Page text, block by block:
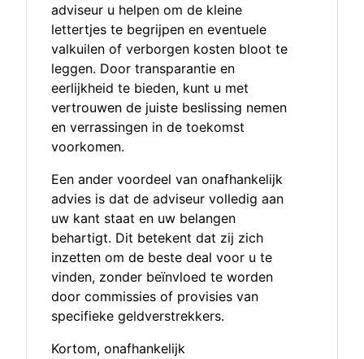
adviseur u helpen om de kleine
lettertjes te begrijpen en eventuele
valkuilen of verborgen kosten bloot te
leggen. Door transparantie en
eerlijkheid te bieden, kunt u met
vertrouwen de juiste beslissing nemen
en verrassingen in de toekomst
voorkomen.
Een ander voordeel van onafhankelijk
advies is dat de adviseur volledig aan
uw kant staat en uw belangen
behartigt. Dit betekent dat zij zich
inzetten om de beste deal voor u te
vinden, zonder beïnvloed te worden
door commissies of provisies van
specifieke geldverstrekkers.
Kortom, onafhankelijk